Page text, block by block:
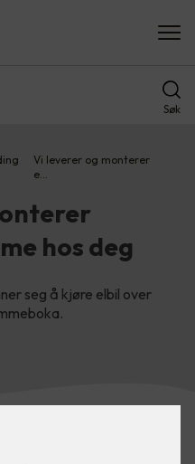
Søk
Vi leverer og monterer
e…
hos deg
seg å kjøre elbil over